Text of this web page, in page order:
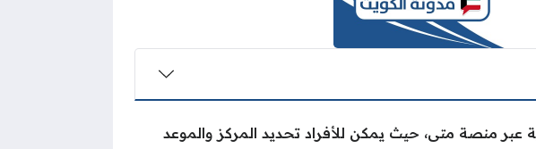
عبر منصة متى، حيث يمكن للأفراد تحديد المركز والموعد